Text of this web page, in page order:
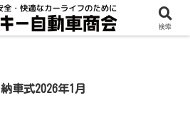
納車式2026年1月
検索